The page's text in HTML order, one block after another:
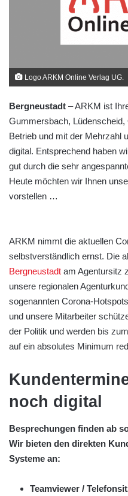
Logo ARKM Online Verlag UG.
Bergneustadt – ARKM ist
Gummersbach, Lüdenscheid,
Betrieb und mit der Mehrzahl
digital. Entsprechend haben
gut durch die sehr
Heute möchten wir Ihnen
vorstellen …
ARKM nimmt die aktuellen
selbstverständlich ernst. Die
Bergneustadt am Agentursitz
unsere regionalen
sogenannten Corona-
und unsere Mitarbeiter
der Politik und werden bis
auf ein absolutes Minimum
noch digital
Besprechungen finden ab
Wir bieten den direkten
Systeme an:
Teamviewer /